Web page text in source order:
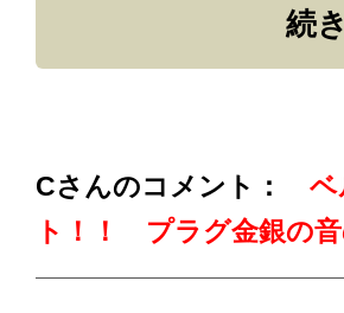
にはこの使い分けはベスト
余談ですが、プロケーブル
続
Cさんのコメント： ベ
ト！！ プラグ金銀の音